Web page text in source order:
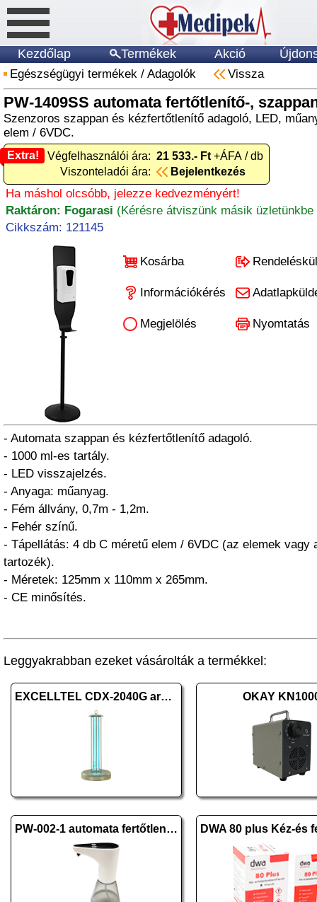
Kezdőlap Termékek Akció
Egészségügyi termékek / Adagolók Vissza
PW-1409SS automata fertőtlenítő-,
Szenzoros szappan és kézfertőtlenítő adagoló, LED,
elem / 6VDC.
Extra!
Extra! Végfelhasználói ára: 21 533.- Ft +ÁFA / db
Viszonteladói ára:
Bejelentkezés
Ha máshol olcsóbb, jelezze kedvezményért!
Raktáron: Fogarasi (Kérésre átviszünk másik üzletünkbe
Cikkszám: 121145
Kosárba
Információkérés
Megjelölés Nyomtatás
- Automata szappan és kézfertőtlenítő adagoló.
- 1000 ml-es tartály.
- LED visszajelzés.
- Anyaga: műanyag.
- Fém állvány, 0,7m - 1,2m.
- Fehér színű.
- Tápellátás: 4 db C méretű elem / 6VDC (az elemek vagy
tartozék).
- Méretek: 125mm x 110mm x 265mm.
- CE minősítés.
Leggyakrabban ezeket vásárolták a termékkel:
EXCELLTEL CDX-2040G arany OKAY
PW-002-1 automata fertőtlenítő-, szappanadagoló